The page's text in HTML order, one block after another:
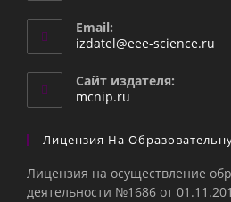
Email:
izdatel@eee-science.ru
Сайт издателя:
mcnip.ru
Лицензия На
Лицензия на осуществление
деятельности №1686 от